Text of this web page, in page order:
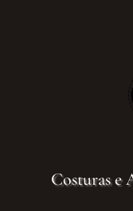
Costuras e